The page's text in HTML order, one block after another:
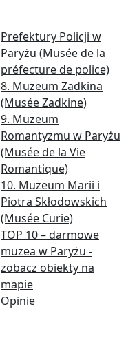
Prefektury Policji w
Paryżu (Musée de la
préfecture de police)
8. Muzeum Zadkina
(Musée Zadkine)
9. Muzeum
Romantyzmu w Paryżu
(Musée de la Vie
Romantique)
10. Muzeum Marii i
Piotra Skłodowskich
(Musée Curie)
TOP 10 – darmowe
muzea w Paryżu -
zobacz obiekty na
mapie
Opinie